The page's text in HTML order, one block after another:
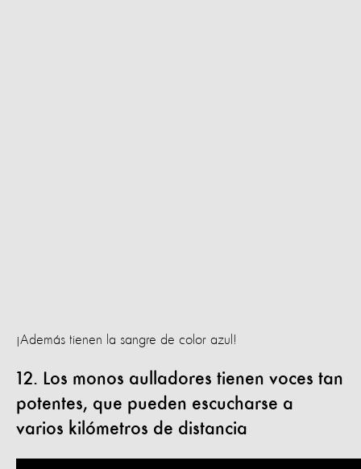
¡Además tienen la sangre de color azul!
12. Los monos aulladores tienen voces tan
potentes, que pueden escucharse a
varios kilómetros de distancia